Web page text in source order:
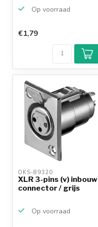
Op voorraad
€1,79
OKS-89320
XLR 3-pins (v) inbouw
connector / grijs
Op voorraad